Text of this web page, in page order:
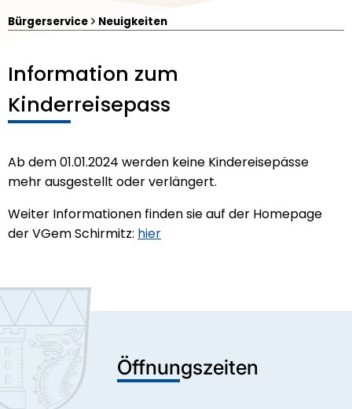
Luftbild von Irchenrieth
Bürgerservice Neuigkeiten
Information zum
Kinderreisepass
Ab dem 01.01.2024 werden keine Kindereisepässe
mehr ausgestellt oder verlängert.
Weiter Informationen finden sie auf der Homepage
der VGem Schirmitz: hier
Öffnungszeiten